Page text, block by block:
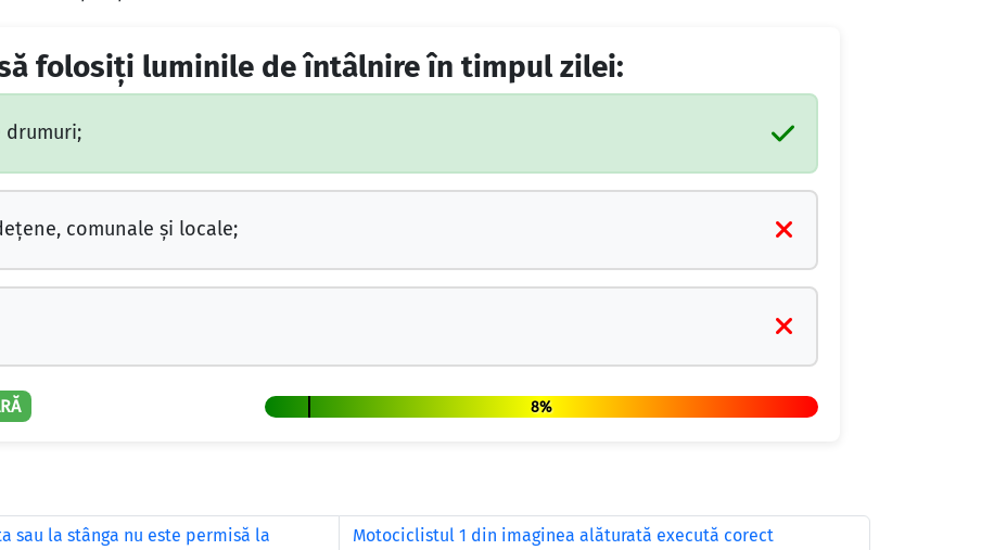
folosiţi luminile de întâlnire în timpul zilei:
comunale şi locale;
8%
sau la stânga nu este permisă la
Motociclistul 1 din imaginea alăturată execută corect